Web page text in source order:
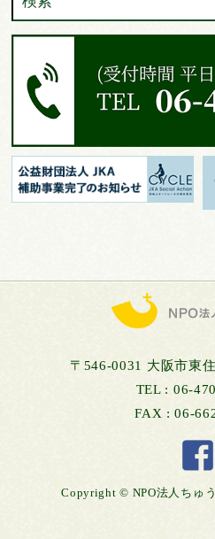
〒546-0031 大阪市東
TEL : 06-
FAX : 06-
Copyright © NPO法人ちゅ